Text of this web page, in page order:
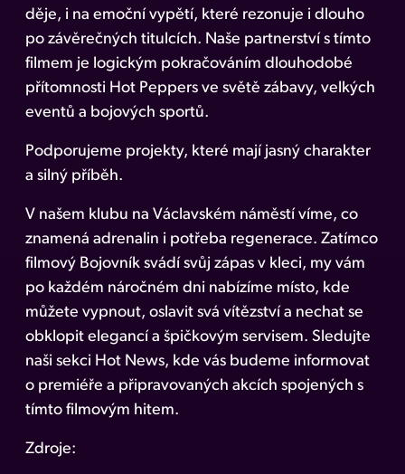
děje, i na emoční vypětí, které rezonuje i dlouho
po závěrečných titulcích. Naše partnerství s tímto
filmem je logickým pokračováním dlouhodobé
přítomnosti Hot Peppers ve světě zábavy, velkých
eventů a bojových sportů.
Podporujeme projekty, které mají jasný charakter
a silný příběh.
V našem klubu na Václavském náměstí víme, co
znamená adrenalin i potřeba regenerace. Zatímco
filmový Bojovník svádí svůj zápas v kleci, my vám
po každém náročném dni nabízíme místo, kde
můžete vypnout, oslavit svá vítězství a nechat se
obklopit elegancí a špičkovým servisem. Sledujte
naši sekci Hot News, kde vás budeme informovat
o premiéře a připravovaných akcích spojených s
tímto filmovým hitem.
Zdroje: